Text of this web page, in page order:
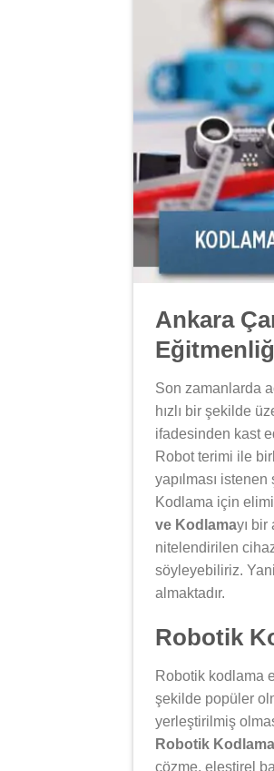
Ankara
Son zamanlarda
hızlı bir şekilde
ifadesinden kast
Robot terimi ile
yapılması
Kodlama için
ve Kodlamayı
nitelendirilen
söyleyebiliriz. Yani
almaktadır.
Robotik
Robotik kodlama
şekilde popüler
yerleştirilmiş
Robotik Kodlama
çözme, eleştirel